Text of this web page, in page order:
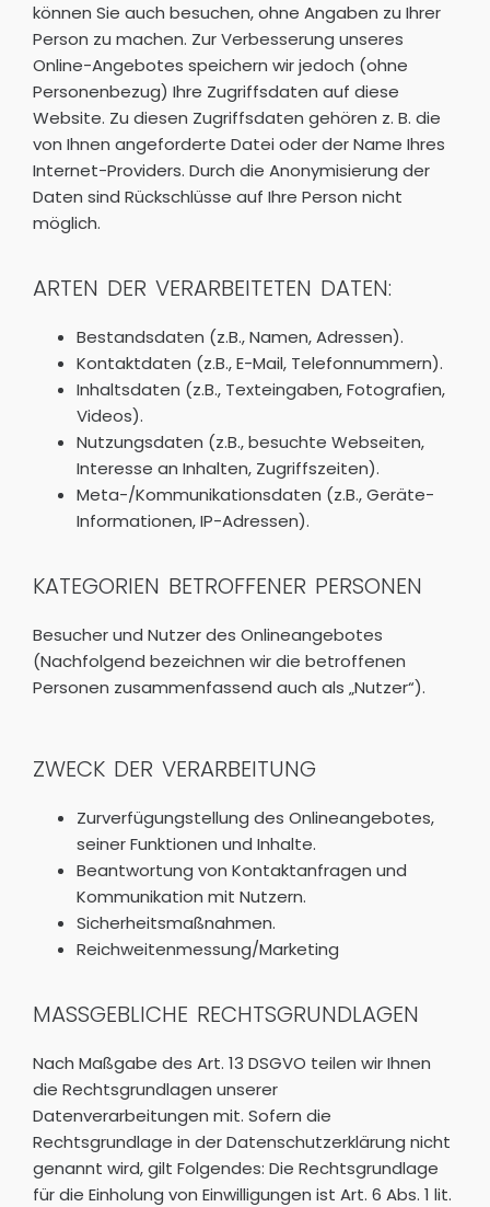
können Sie auch besuchen, ohne Angaben zu Ihrer
Person zu machen. Zur Verbesserung unseres
Online-Angebotes speichern wir jedoch (ohne
Personenbezug) Ihre Zugriffsdaten auf diese
Website. Zu diesen Zugriffsdaten gehören z. B. die
von Ihnen angeforderte Datei oder der Name Ihres
Internet-Providers. Durch die Anonymisierung der
Daten sind Rückschlüsse auf Ihre Person nicht
möglich.
ARTEN DER VERARBEITETEN DATEN:
Bestandsdaten (z.B., Namen, Adressen).
Kontaktdaten (z.B., E-Mail, Telefonnummern).
Inhaltsdaten (z.B., Texteingaben, Fotografien,
Videos).
Nutzungsdaten (z.B., besuchte Webseiten,
Interesse an Inhalten, Zugriffszeiten).
Meta-/Kommunikationsdaten (z.B., Geräte-
Informationen, IP-Adressen).
KATEGORIEN BETROFFENER PERSONEN
Besucher und Nutzer des Onlineangebotes
(Nachfolgend bezeichnen wir die betroffenen
Personen zusammenfassend auch als „Nutzer“).
ZWECK DER VERARBEITUNG
Zurverfügungstellung des Onlineangebotes,
seiner Funktionen und Inhalte.
Beantwortung von Kontaktanfragen und
Kommunikation mit Nutzern.
Sicherheitsmaßnahmen.
Reichweitenmessung/Marketing
MASSGEBLICHE RECHTSGRUNDLAGEN
Nach Maßgabe des Art. 13 DSGVO teilen wir Ihnen
die Rechtsgrundlagen unserer
Datenverarbeitungen mit. Sofern die
Rechtsgrundlage in der Datenschutzerklärung nicht
genannt wird, gilt Folgendes: Die Rechtsgrundlage
für die Einholung von Einwilligungen ist Art. 6 Abs. 1 lit.